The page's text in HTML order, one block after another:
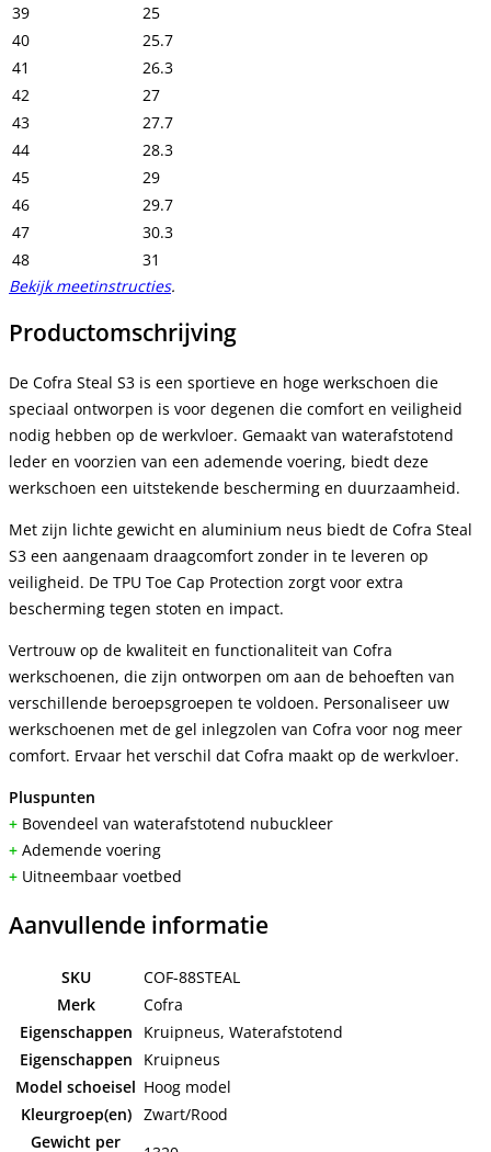
39
25
40
25.7
41
26.3
42
27
43
27.7
44
28.3
45
29
46
29.7
47
30.3
48
31
Bekijk meetinstructies.
Productomschrijving
De Cofra Steal S3 is een sportieve en hoge werkschoen die
speciaal ontworpen is voor degenen die comfort en veiligheid
nodig hebben op de werkvloer. Gemaakt van waterafstotend
leder en voorzien van een ademende voering, biedt deze
werkschoen een uitstekende bescherming en duurzaamheid.
Met zijn lichte gewicht en aluminium neus biedt de Cofra Steal
S3 een aangenaam draagcomfort zonder in te leveren op
veiligheid. De TPU Toe Cap Protection zorgt voor extra
bescherming tegen stoten en impact.
Vertrouw op de kwaliteit en functionaliteit van Cofra
werkschoenen, die zijn ontworpen om aan de behoeften van
verschillende beroepsgroepen te voldoen. Personaliseer uw
werkschoenen met de gel inlegzolen van Cofra voor nog meer
comfort. Ervaar het verschil dat Cofra maakt op de werkvloer.
Pluspunten
+ Bovendeel van waterafstotend nubuckleer
+ Ademende voering
+ Uitneembaar voetbed
Aanvullende informatie
SKU
COF-88STEAL
Merk
Cofra
Eigenschappen
Kruipneus, Waterafstotend
Eigenschappen
Kruipneus
Model schoeisel Hoog model
Kleurgroep(en)
Zwart/Rood
Gewicht per